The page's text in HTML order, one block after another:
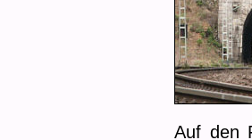
Auf den